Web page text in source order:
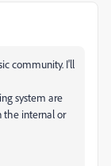
community. I'll
system are
the internal or